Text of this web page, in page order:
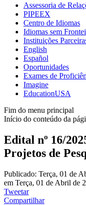
Assessoria de
PIPEEX
Centro de Idiomas
Idiomas sem
Instituições
English
Español
Oportunidades
Exames de
Imagine
EducationUSA
Fim do menu principal
Início do conteúdo da
Edital nº 16/
Projetos de
Publicado: Terça, 01 de
em Terça, 01 de Abril de
Tweetar
Compartilhar